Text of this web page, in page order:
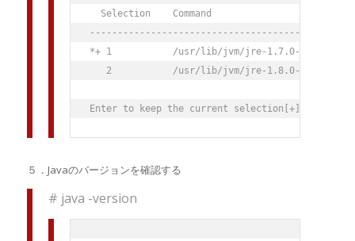
  Selection    Command
-----------------------------------------------
*+ 1           /usr/lib/jvm/jre-1.7.0-
2           /usr/lib/jvm/jre-1.8.0-
５．Javaのバージョンを確認する
# java -version